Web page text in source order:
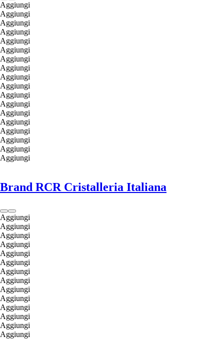
Aggiungi
Aggiungi
Aggiungi
Aggiungi
Aggiungi
Aggiungi
Aggiungi
Aggiungi
Aggiungi
Aggiungi
Aggiungi
Aggiungi
Aggiungi
Aggiungi
Aggiungi
Aggiungi
Aggiungi
Aggiungi
Brand RCR Cristalleria Italiana
Aggiungi
Aggiungi
Aggiungi
Aggiungi
Aggiungi
Aggiungi
Aggiungi
Aggiungi
Aggiungi
Aggiungi
Aggiungi
Aggiungi
Aggiungi
Aggiungi